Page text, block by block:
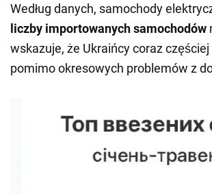
Według danych, samochody
liczby importowanych samochodów
wskazuje, że Ukraińcy coraz częściej
pomimo okresowych problemów z